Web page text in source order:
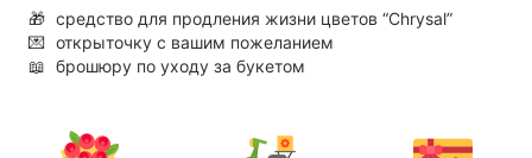
🎁 средство для продления жизни цветов “Chrysal”
💌 открыточку с вашим пожеланием
📖 брошюру по уходу за букетом